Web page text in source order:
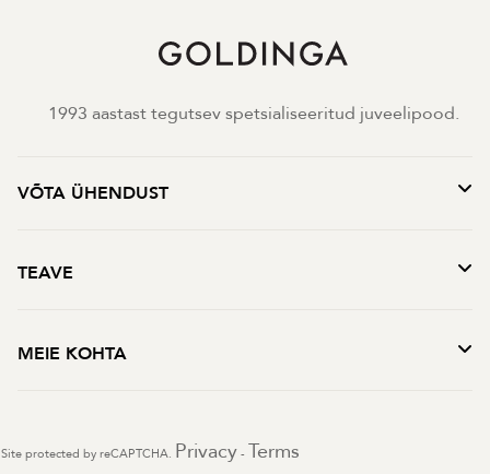
1993 aastast tegutsev spetsialiseeritud juveelipood.
VÕTA ÜHENDUST
TEAVE
MEIE KOHTA
Site protected by reCAPTCHA. Privacy - Terms